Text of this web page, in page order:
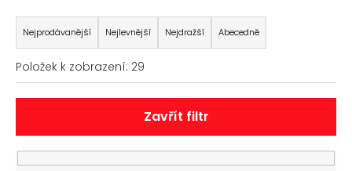
Ř
a
z
e
n
p
r
Nejprodávanější Nejlevnější Nejdražší Abecedně
Položek k zobrazení: 29
Zavřít filtr
e
POLSTROVANÝ
ŘEMÍNEK
NA
180
Kč